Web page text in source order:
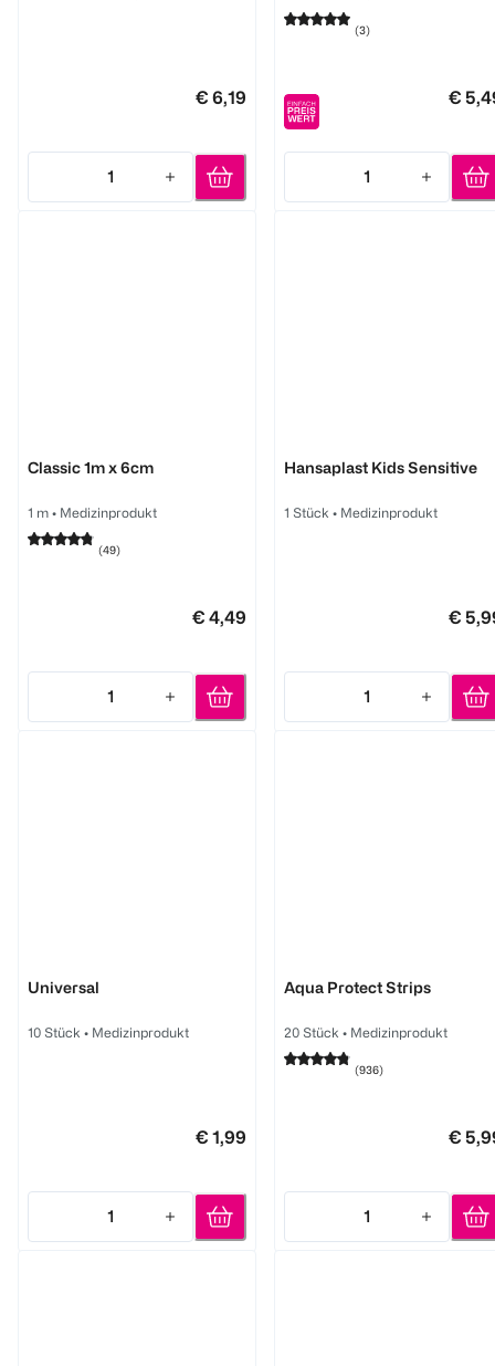
€ 6,19
1
Quantity: 1
(3)
€
1
Quantity: 1
Classic 1m x 6cm
1 m • Medizinprodukt
(49)
€ 4,49
1
Quantity: 1
Hansaplast Kids Sensitive
1 Stück • Medizinprodukt
€
1
Quantity: 1
Universal
10 Stück • Medizinprodukt
€ 1,99
1
Quantity: 1
Aqua Protect Strips
20 Stück • Medizinprodukt
(936)
€
1
Quantity: 1